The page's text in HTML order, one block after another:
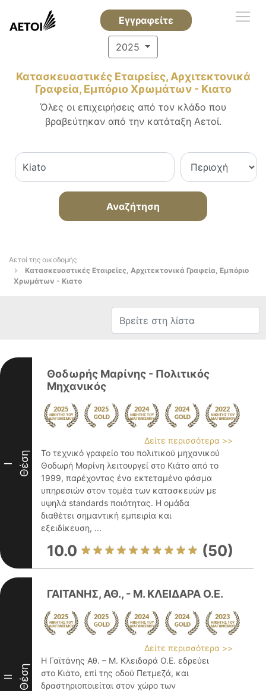
Εγγραφείτε
2025
Κατασκευαστικές Εταιρείες, Αρχιτεκτονικά
Γραφεία, Εμπόριο Χρωμάτων - Κιατο
Όλες οι επιχειρήσεις από τον κλάδο που
βραβεύτηκαν από την κατάταξη Αετοί.
Αναζήτηση
Αετοί της οικοδομής
Κατασκευαστικές Εταιρείες, Αρχιτεκτονικά Γραφεία, Εμπόριο
Χρωμάτων - Κιατο
I Θέση
Θοδωρής Μαρίνης - Πολιτικός
Μηχανικός
Δείτε περισσότερα >>
Το τεχνικό γραφείο του πολιτικού μηχανικού
Θοδωρή Μαρίνη λειτουργεί στο Κιάτο από το
1999, παρέχοντας ένα εκτεταμένο φάσμα
υπηρεσιών στον τομέα των κατασκευών με
υψηλά standards ποιότητας. Η ομάδα
διαθέτει σημαντική εμπειρία και
εξειδίκευση, ...
10.0 (50)
II Θέση
ΓΑΙΤΑΝΗΣ, ΑΘ., - Μ. ΚΛΕΙΔΑΡΑ Ο.Ε.
Δείτε περισσότερα >>
Η Γαϊτάνης Αθ. – Μ. Κλειδαρά Ο.Ε. εδρεύει
στο Κιάτο, επί της οδού Πετμεζά, και
δραστηριοποιείται στον χώρο των